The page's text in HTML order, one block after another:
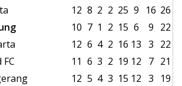
12 8 2 2 25 9 16 26
10 7 1 2 15 6 9 22
12 6 4 2 16 13 3 22
11 6 3 2 19 12 7 21
12 5 4 3 15 12 3
19